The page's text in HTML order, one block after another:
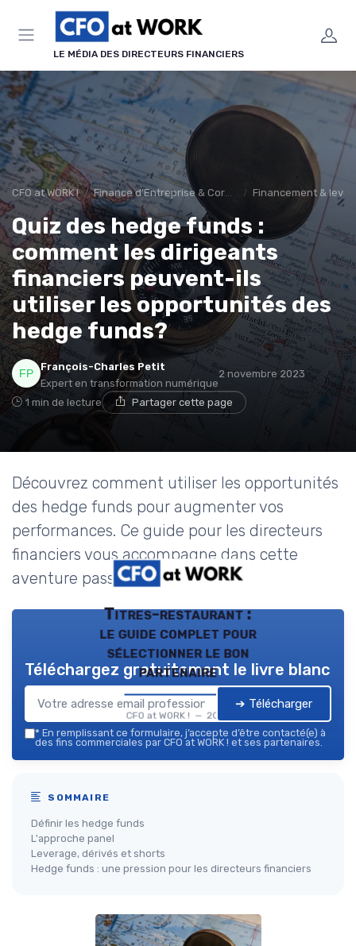
LE MÉDIA DES DIRECTEURS FINANCIERS
CFO at WORK ! Finance d’Entreprise & Corporate Finance Financement &
Quiz des hedge funds :
comment les dirigeants
financiers peuvent-ils
utiliser les opportunités des
hedge funds?
François-Charles Petit
Expert en transformation numérique
2 novembre 2023
1 min de lecture Partager cette page
Découvrez comment utiliser les opportunités
des hedge funds pour augmenter vos
performances. Ce guide pour les directeurs
financiers vous accompagne dans cette
aventure passionnante!
Titres-restaurant :
le guide complet pour
sélectionner le bon
partenaire
CFO at WORK ! — 2026
Téléchargez gratuitement le livre blanc
➔ Télécharger
* En remplissant ce formulaire, j’accepte d’être contacté(e) à
des fins commerciales par CFO at WORK ! et ses partenaires.
SOMMAIRE
Définir les hedge funds
L'approche panel
Leverage, dérivés et shorts
Hedge funds : une pression pour les directeurs financiers
Panneau de gestion des cookies